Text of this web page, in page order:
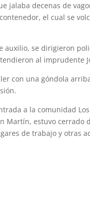
jalaba decenas de
el cual se
auxilio, se dirigieron
al imprudente
con una góndola
a la comunidad
Martín, estuvo
de trabajo y otras